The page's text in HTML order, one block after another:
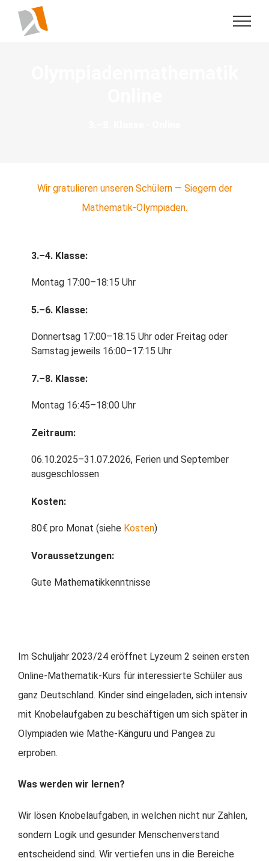
Wir gratulieren unseren Schülern — Siegern der
Mathematik-Olympiaden.
3.–4. Klasse:
Montag 17:00–18:15 Uhr
5.–6. Klasse:
Donnertsag 17:00–18:15 Uhr oder Freitag oder
Samstag jeweils 16:00–17:15 Uhr
7.–8. Klasse:
Montag 16:45–18:00 Uhr
Zeitraum:
06.10.2025–31.07.2026, Ferien und September
ausgeschlossen
Kosten:
80€ pro Monat (siehe Kosten)
Voraussetzungen:
Gute Mathematikkenntnisse
Im Schuljahr 2023/24 eröffnet Lyzeum 2 seinen ersten
Online-Mathematik-Kurs für interessierte Schüler aus
ganz Deutschland. Kinder sind eingeladen, sich intensiv
mit Knobelaufgaben zu beschäftigen um sich später in
Olympiaden wie Mathe-Känguru und Pangea zu
erproben.
Was werden wir lernen?
Wir lösen Knobelaufgaben, in welchen nicht nur Zahlen,
sondern Logik und gesunder Menschenverstand
entscheidend sind. Wir vertiefen uns in die Bereiche